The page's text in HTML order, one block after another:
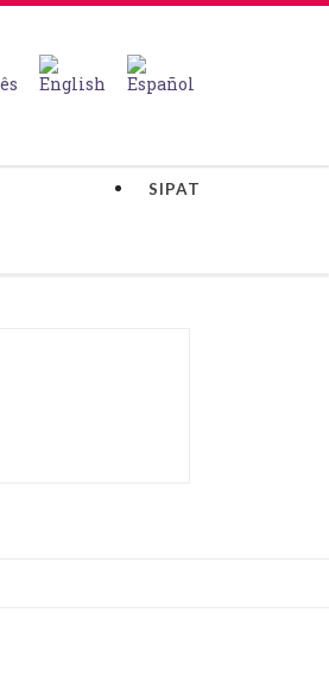
SIPAT